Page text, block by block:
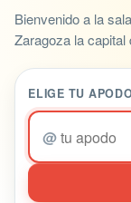
Bienvenido a la
Zaragoza la capital
ELIGE TU
@